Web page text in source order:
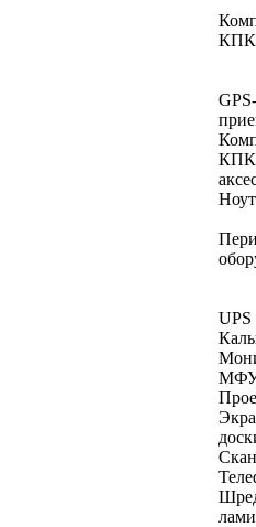
КПК
UPS